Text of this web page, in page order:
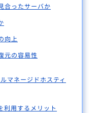
合ったサーバか
向上
元の容易性
マネージドホスティ
利用するメリット